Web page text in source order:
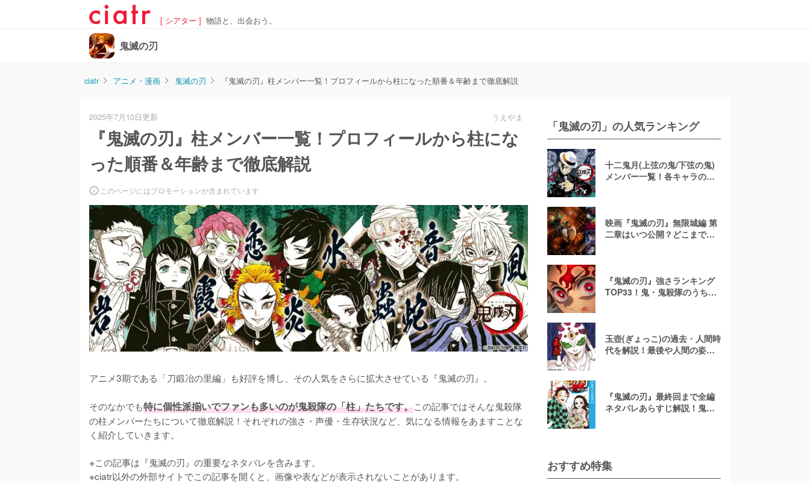
[ シアター ] 物語と、出会おう。
鬼滅の刃
ciatr アニメ・漫画 鬼滅の刃 『鬼滅の刃』柱メンバー一覧！プロフィールから柱になった順番＆年齢まで徹底解説
2025年7月10日更新 うえやま
『鬼滅の刃』柱メンバー一覧！プロフィールから柱にな
った順番＆年齢まで徹底解説
このページにはプロモーションが含まれています
アニメ3期である「刀鍛冶の里編」も好評を博し、その人気をさらに拡大させている『鬼滅の刃』。
そのなかでも特に個性派揃いでファンも多いのが鬼殺隊の「柱」たちです。この記事ではそんな鬼殺隊
の柱メンバーたちについて徹底解説！それぞれの強さ・声優・生存状況など、気になる情報をあますことな
く紹介していきます。
※この記事は『鬼滅の刃』の重要なネタバレを含みます。
※ciatr以外の外部サイトでこの記事を開くと、画像や表などが表示されないことがあります。
「鬼滅の刃」の人気ランキング
十二鬼月(上弦の鬼/下弦の鬼)
メンバー一覧！各キャラの最
映画『鬼滅の刃』無限城編 第
二章はいつ公開？どこまでを
『鬼滅の刃』強さランキング
TOP33！鬼・鬼殺隊のうち最
玉壺(ぎょっこ)の過去・人間時
代を解説！最後や人間の姿
『鬼滅の刃』最終回まで全編
ネタバレあらすじ解説！鬼た
おすすめ特集